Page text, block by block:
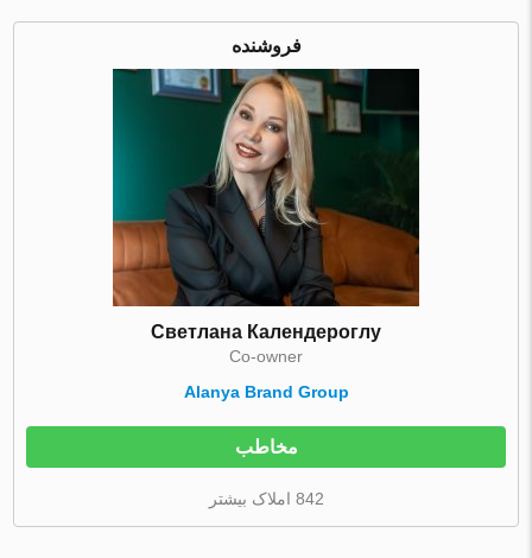
فروشنده
Светлана Календероглу
Co-owner
Alanya Brand Group
مخاطب
842 املاک بیشتر